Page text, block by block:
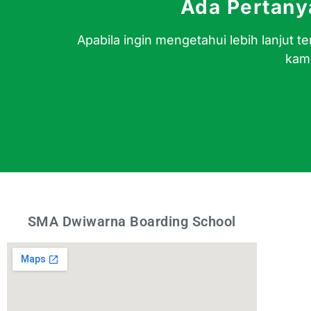
Ada
Apabila ingin mengetahui lebih lanjut
SMA Dwiwarna Boarding School